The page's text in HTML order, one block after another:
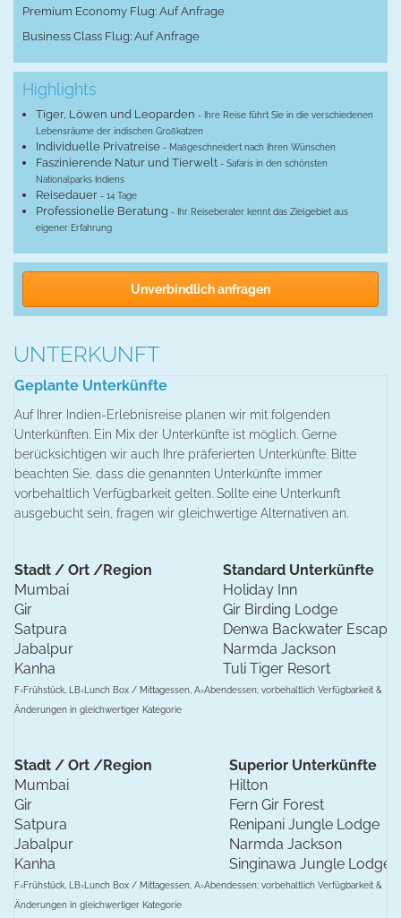
Premium Economy Flug: Auf Anfrage
Business Class Flug: Auf Anfrage
Highlights
Tiger, Löwen und Leoparden - Ihre Reise führt Sie in die verschiedenen
Lebensräume der indischen Großkatzen
Individuelle Privatreise - Maßgeschneidert nach Ihren Wünschen
Faszinierende Natur und Tierwelt - Safaris in den schönsten
Nationalparks Indiens
Reisedauer - 14 Tage
Professionelle Beratung - Ihr Reiseberater kennt das Zielgebiet aus
eigener Erfahrung
Unverbindlich anfragen
UNTERKUNFT
Geplante Unterkünfte
Auf Ihrer Indien-Erlebnisreise planen wir mit folgenden
Unterkünften. Ein Mix der Unterkünfte ist möglich. Gerne
berücksichtigen wir auch Ihre präferierten Unterkünfte. Bitte
beachten Sie, dass die genannten Unterkünfte immer
vorbehaltlich Verfügbarkeit gelten. Sollte eine Unterkunft
ausgebucht sein, fragen wir gleichwertige Alternativen an.
Stadt / Ort /Region
Standard Unterkünfte
Mumbai
Holiday Inn
Gir
Gir Birding Lodge
Satpura
Denwa Backwater Escape
Jabalpur
Narmda Jackson
Kanha
Tuli Tiger Resort
F=Frühstück, LB=Lunch Box / Mittagessen, A=Abendessen; vorbehaltlich Verfügbarkeit &
Änderungen in gleichwertiger Kategorie
Stadt / Ort /Region
Superior Unterkünfte
Mumbai
Hilton
Gir
Fern Gir Forest
Satpura
Renipani Jungle Lodge
Jabalpur
Narmda Jackson
Kanha
Singinawa Jungle Lodge
F=Frühstück, LB=Lunch Box / Mittagessen, A=Abendessen; vorbehaltlich Verfügbarkeit &
Änderungen in gleichwertiger Kategorie